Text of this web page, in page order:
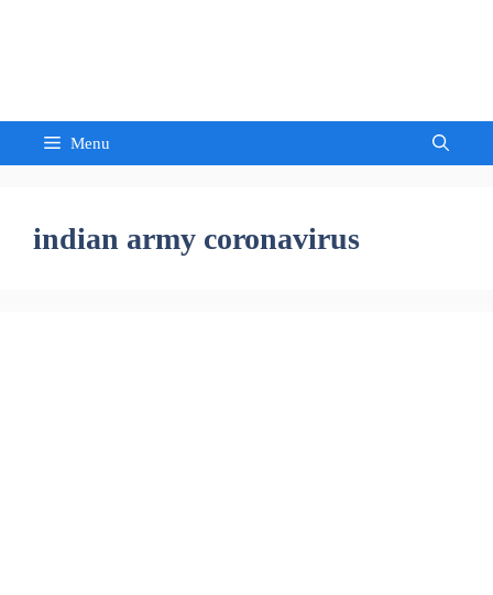
Menu
indian army coronavirus